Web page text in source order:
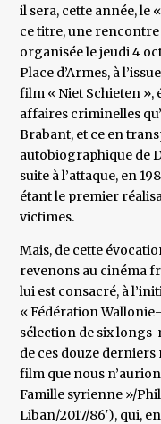
il sera, cette année, le
ce titre, une
organisée le jeudi 4
Place d’Armes, à
film « Niet Schieten »,
affaires criminelles
Brabant, et ce en
autobiographique de
suite à l’attaque, en
étant le premier
victimes.
Mais, de cette
revenons au cinéma
lui est consacré, à
« Fédération
sélection de six
de ces douze
film que nous
Famille syrienne »/
Liban/2017/86′), qui,